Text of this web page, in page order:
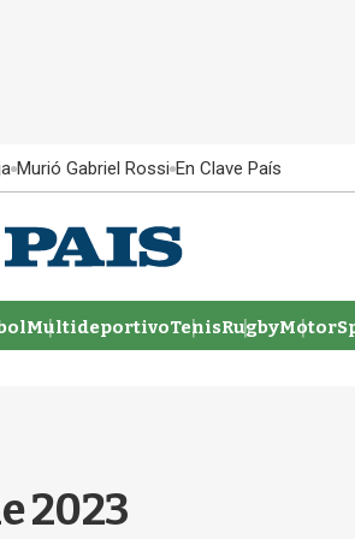
Murió Gabriel Rossi En Clave País
MultideportivoTenisRugby
2023